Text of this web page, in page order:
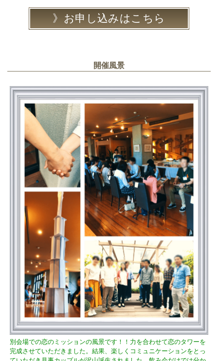
お申し込みはこちら
開催風景
別会場での恋のミッションの風景です！！力を合わせて恋のタワーを
完成させていただきました。結果、楽しくコミュニケーションをとっ